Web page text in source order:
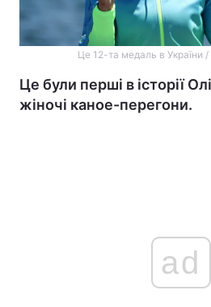
Це 12-та медаль в України /
Це були перші в історії
жіночі каное-перегони.
ad